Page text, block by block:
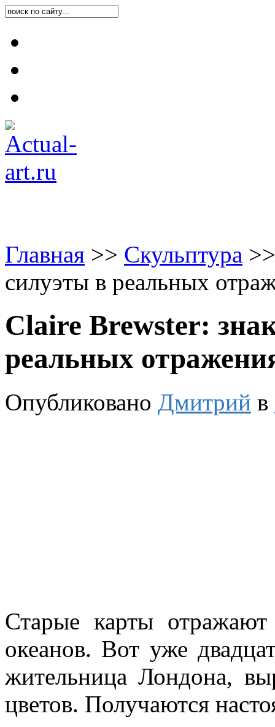
Главная >> Скульптура >>
силуэты в реальных
Claire Brewster:
реальных
Опубликовано Дмитрий в
Старые карты
океанов. Вот уже
жительница Лондона,
цветов. Получаются